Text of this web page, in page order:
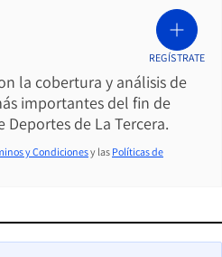
la cobertura y análisis de
importantes del fin de
de La Tercera.
REGÍSTRATE
y Condicionesy las Políticas de